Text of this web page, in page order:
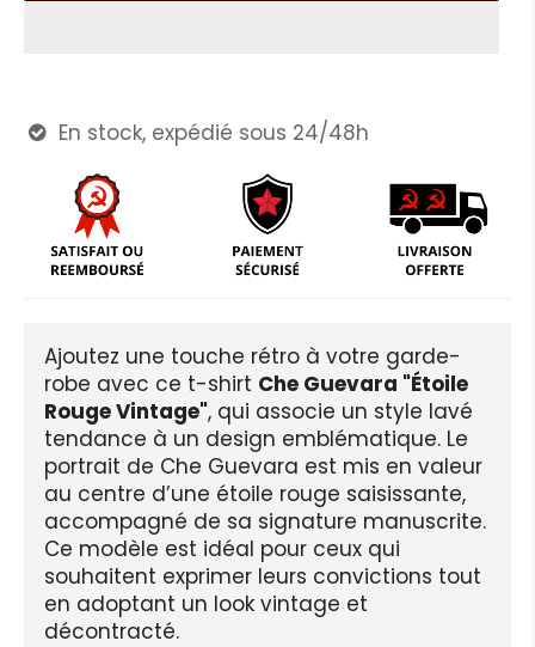
 En stock, expédié sous 24/48h
Ajoutez une touche rétro à votre garde-
robe avec ce t-shirt Che Guevara "Étoile
Rouge Vintage", qui associe un style lavé
tendance à un design emblématique. Le
portrait de Che Guevara est mis en valeur
au centre d’une étoile rouge saisissante,
accompagné de sa signature manuscrite.
Ce modèle est idéal pour ceux qui
souhaitent exprimer leurs convictions tout
en adoptant un look vintage et
décontracté.